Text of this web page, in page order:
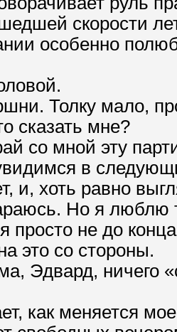
скорости
особенно
Толку мало,
сказать мне?
со мной эту
в
и, хоть равно
Но я люблю
просто не до
это со стороны.
Эдвард, ничего
как меняется